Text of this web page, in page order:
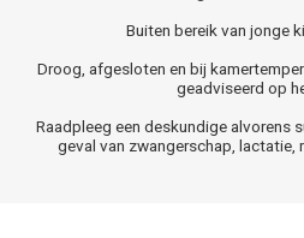
Buiten bereik van jonge
Droog, afgesloten en bij
geadviseerd op
Raadpleeg een deskundige alvorens
geval van zwangerschap, lactatie,